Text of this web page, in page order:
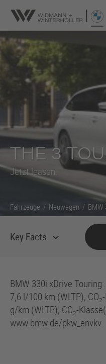
THE 3
Jetzt leasen.
Fahrzeuge / Neuwagen / BMW
Key Facts
BMW 330i xDrive
7,6 l/100 km (WLTP);
g/km (WLTP); CO₂-
www.bmw.de/pkw_envkv.